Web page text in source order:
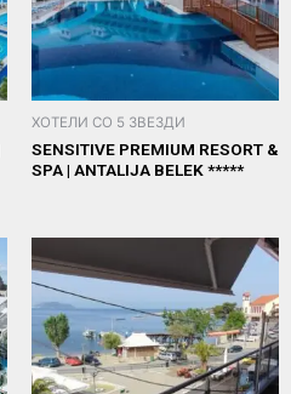
ХОТЕЛИ СО 5 ЗВЕЗДИ
SENSITIVE PREMIUM RESORT &
SPA | ANTALIJA BELEK *****